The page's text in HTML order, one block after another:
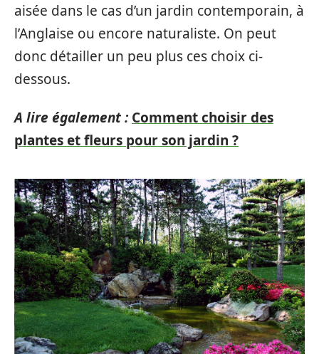
aisée dans le cas d’un jardin contemporain, à
l’Anglaise ou encore naturaliste. On peut
donc détailler un peu plus ces choix ci-
dessous.
A lire également : Comment choisir des
plantes et fleurs pour son jardin ?